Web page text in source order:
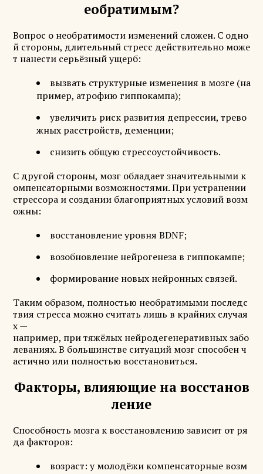
еобратимым?
Вопрос о необратимости изменений сложен. С одно
й стороны, длительный стресс действительно може
т нанести серьёзный ущерб:
вызвать структурные изменения в мозге (на
пример, атрофию гиппокампа);
увеличить риск развития депрессии, трево
жных расстройств, деменции;
снизить общую стрессоустойчивость.
С другой стороны, мозг обладает значительными к
омпенсаторными возможностями. При устранении
стрессора и создании благоприятных условий возм
ожны:
восстановление уровня BDNF;
возобновление нейрогенеза в гиппокампе;
формирование новых нейронных связей.
Таким образом, полностью необратимыми последс
твия стресса можно считать лишь в крайних случая
х —
например, при тяжёлых нейродегенеративных забо
леваниях. В большинстве ситуаций мозг способен ч
астично или полностью восстановиться.
Факторы, влияющие на восстанов
ление
Способность мозга к восстановлению зависит от ря
да факторов:
возраст: у молодёжи компенсаторные возм